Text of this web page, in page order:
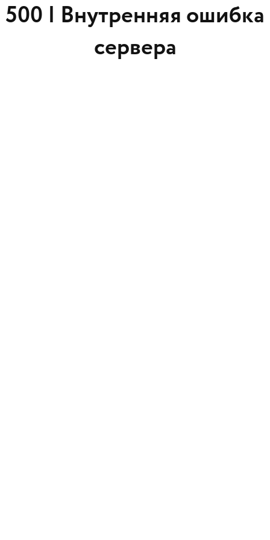
500 | Внутренняя ошибка
сервера